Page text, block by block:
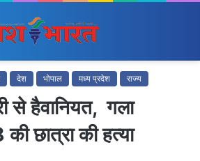
देश भोपाल मध्य प्रदेश राज्य
से हैवानियत, गला
छात्रा की हत्या